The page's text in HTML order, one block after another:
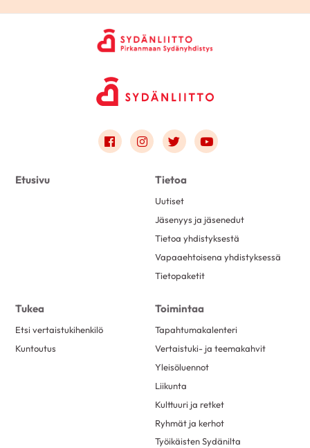
Link to facebook
Link to instagram
Link to twitterLink to youtube
Etusivu Tietoa
Uutiset
Jäsenyys ja jäsenedut
Tietoa yhdistyksestä
Vapaaehtoisena yhdistyksessä
Tietopaketit
Tukea
Etsi vertaistukihenkilö
Kuntoutus
Toimintaa
Tapahtumakalenteri
Vertaistuki- ja teemakahvit
Yleisöluennot
Liikunta
Kulttuuri ja retket
Ryhmät ja kerhot
Työikäisten Sydänilta